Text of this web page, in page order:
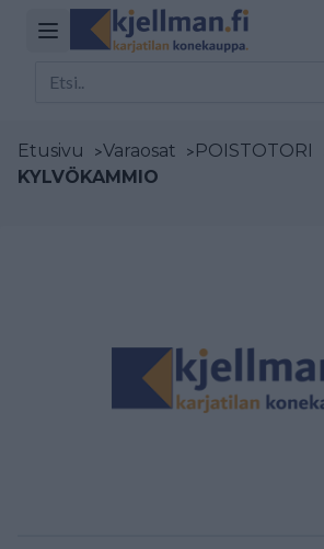
Etusivu >Varaosat >POISTOTORI
KYLVÖKAMMIO